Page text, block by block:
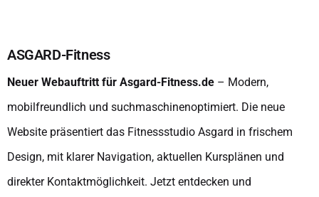
ASGARD-Fitness
Neuer Webauftritt für Asgard-Fitness.de – Modern,
mobilfreundlich und suchmaschinenoptimiert. Die neue
Website präsentiert das Fitnessstudio Asgard in frischem
Design, mit klarer Navigation, aktuellen Kursplänen und
direkter Kontaktmöglichkeit. Jetzt entdecken und